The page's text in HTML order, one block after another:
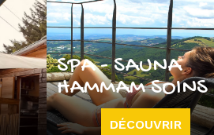
SPA - SAUNA
HAMMAM SOINS
DÉCOUVRIR